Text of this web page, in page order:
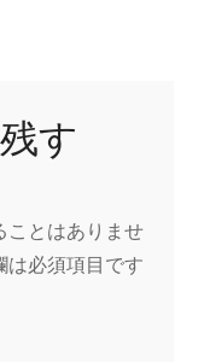
す
ことはありませ
は必須項目です